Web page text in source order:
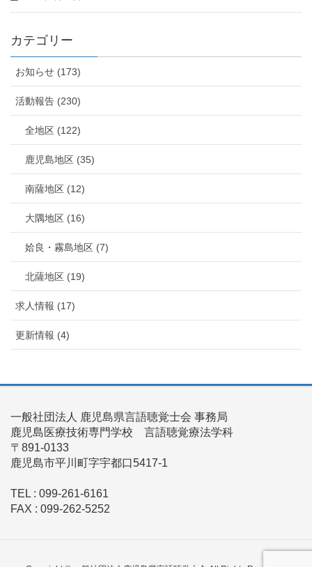
カテゴリー
お知らせ (173)
活動報告 (230)
全地区 (122)
鹿児島地区 (35)
南薩地区 (12)
大隅地区 (16)
姶良・霧島地区 (7)
北薩地区 (19)
求人情報 (17)
更新情報 (4)
一般社団法人 鹿児島県言語聴覚士会 事務局
鹿児島医療技術専門学校 言語聴覚療法学科
〒891-0133
鹿児島市平川町字宇都口5417-1
TEL : 099-261-6161
FAX : 099-262-5252